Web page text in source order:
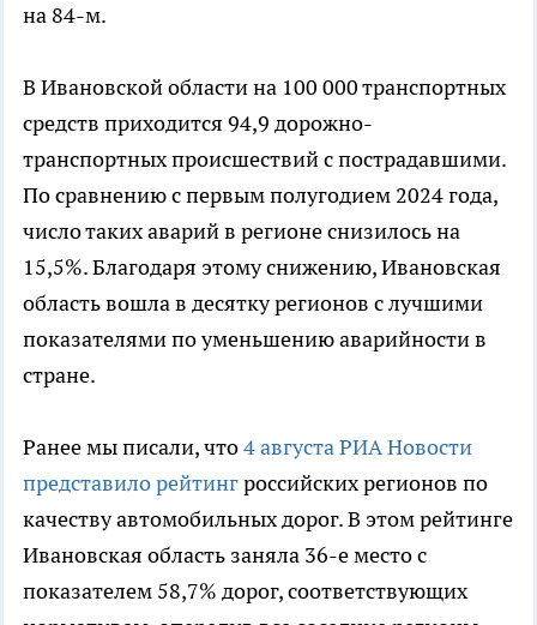
на 84-м.
В Ивановской области на 100 000 транспортных
средств приходится 94,9 дорожно-
транспортных происшествий с пострадавшими.
По сравнению с первым полугодием 2024 года,
число таких аварий в регионе снизилось на
15,5%. Благодаря этому снижению, Ивановская
область вошла в десятку регионов с лучшими
показателями по уменьшению аварийности в
стране.
Ранее мы писали, что4 августа РИА Новости
представило рейтингроссийских регионов по
качеству автомобильных дорог. В этом рейтинге
Ивановская область заняла 36-е место с
показателем 58,7% дорог, соответствующих